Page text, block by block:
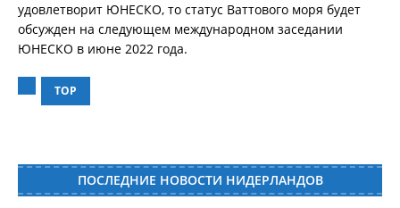
удовлетворит ЮНЕСКО, то статус Ваттового моря будет
обсужден на следующем международном заседании
ЮНЕСКО в июне 2022 года.
TOP
ПОСЛЕДНИЕ НОВОСТИ НИДЕРЛАНДОВ